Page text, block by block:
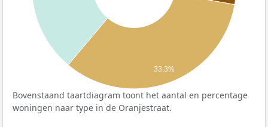
33,3%
Bovenstaand taartdiagram toont het aantal en percentage
woningen naar type in de Oranjestraat.